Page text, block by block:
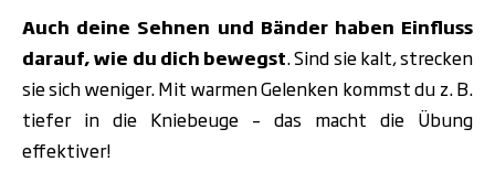
Auch deine Sehnen und Bänder haben Einfluss
darauf, wie du dich bewegst. Sind sie kalt, strecken
sie sich weniger. Mit warmen Gelenken kommst du z. B.
tiefer in die Kniebeuge – das macht die Übung
effektiver!